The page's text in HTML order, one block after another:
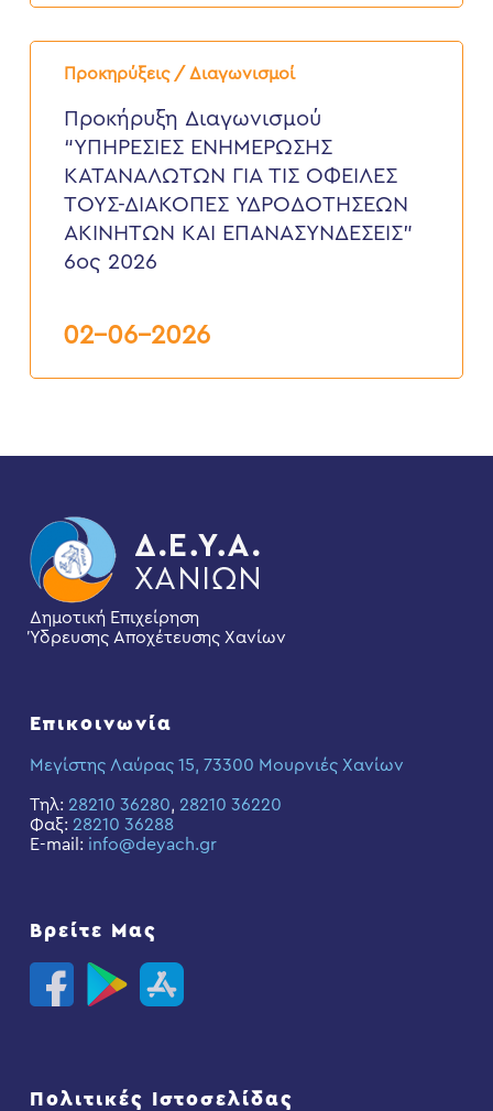
Προκηρύξεις / Διαγωνισμοί
Προκήρυξη
Διαγωνισμού
ΕΝΗΜΕΡΩΣΗΣ
ΚΑΤΑΝΑΛΩΤΩΝ
ΟΦΕΙΛΕΣ
ΤΟΥΣ-
ΔΙΑΚΟΠΕΣ
ΑΚΙΝΗΤΩΝ
2026
Προκήρυξη Διαγωνισμού
“ΥΠΗΡΕΣΙΕΣ ΕΝΗΜΕΡΩΣΗΣ
ΚΑΤΑΝΑΛΩΤΩΝ ΓΙΑ ΤΙΣ ΟΦΕΙΛΕΣ
ΤΟΥΣ-ΔΙΑΚΟΠΕΣ ΥΔΡΟΔΟΤΗΣΕΩΝ
ΑΚΙΝΗΤΩΝ ΚΑΙ ΕΠΑΝΑΣΥΝΔΕΣΕΙΣ”
6ος 2026
02-06-2026
Δημοτική Επιχείρηση
Ύδρευσης Αποχέτευσης Χανίων
Επικοινωνία
Μεγίστης Λαύρας 15, 73300 Μουρνιές Χανίων
Τηλ: 28210 36280, 28210 36220
Φαξ: 28210 36288
E-mail: info@deyach.gr
Βρείτε Μας
Πολιτικές Ιστοσελίδας